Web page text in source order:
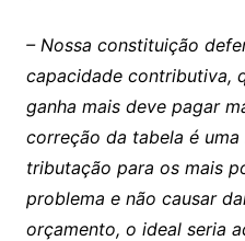
– Nossa constituição
capacidade contributiva,
ganha mais deve pagar
correção da tabela é
tributação para os mais
problema e não causar
orçamento, o ideal seria